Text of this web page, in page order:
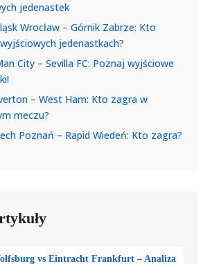
jedenastek
Wrocław – Górnik Zabrze: Kto
jedenastkach?
City – Sevilla FC: Poznaj wyjściowe
– West Ham: Kto zagra w
meczu?
Poznań – Rapid Wiedeń: Kto zagra?
vs Eintracht Frankfurt – Analiza